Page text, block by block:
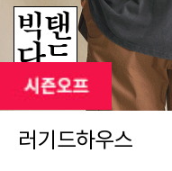
러기드하우스